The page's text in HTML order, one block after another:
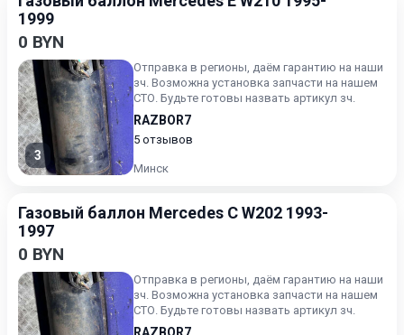
1999
0 BYN
3
Отправка в регионы, даём гарантию на наши
зч. Возможна установка запчасти на нашем
СТО. Будьте готовы назвать артикул зч.
RAZBOR7
5 отзывов
Минск
Газовый баллон Mercedes C W202 1993-
1997
0 BYN
Отправка в регионы, даём гарантию на наши
зч. Возможна установка запчасти на нашем
СТО. Будьте готовы назвать артикул зч.